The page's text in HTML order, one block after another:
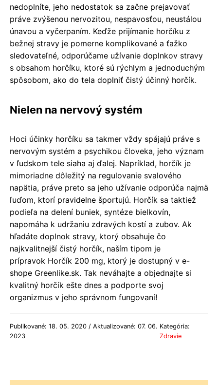
nedoplníte, jeho nedostatok sa začne prejavovať
práve zvýšenou nervozitou, nespavosťou, neustálou
únavou a vyčerpaním. Keďže prijímanie horčíku z
bežnej stravy je pomerne komplikované a ťažko
sledovateľné, odporúčame užívanie doplnkov stravy
s obsahom horčíku, ktoré sú rýchlym a jednoduchým
spôsobom, ako do tela doplniť čistý účinný horčík.
Nielen na nervový systém
Hoci účinky horčíku sa takmer vždy spájajú práve s
nervovým systém a psychikou človeka, jeho význam
v ľudskom tele siaha aj ďalej. Napríklad, horčík je
mimoriadne dôležitý na regulovanie svalového
napätia, práve preto sa jeho užívanie odporúča najmä
ľuďom, ktorí pravidelne športujú. Horčík sa taktiež
podieľa na delení buniek, syntéze bielkovín,
napomáha k udržaniu zdravých kostí a zubov. Ak
hľadáte doplnok stravy, ktorý obsahuje čo
najkvalitnejší čistý horčík, naším tipom je
prípravok Horčík 200 mg, ktorý je dostupný v e-
shope Greenlike.sk. Tak neváhajte a objednajte si
kvalitný horčík ešte dnes a podporte svoj
organizmus v jeho správnom fungovaní!
Publikované: 18. 05. 2020 / Aktualizované: 07. 06.
2023
Kategória:
Zdravie